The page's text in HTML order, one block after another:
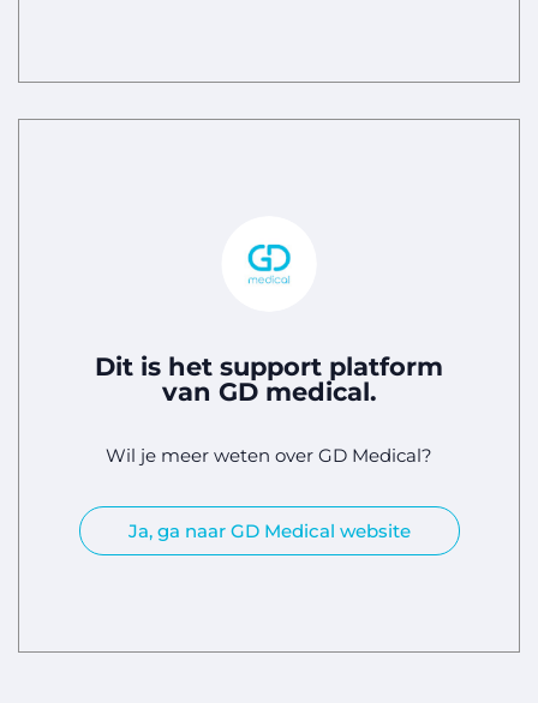
Dit is het support platform
van GD medical.
Wil je meer weten over GD Medical?
Ja, ga naar GD Medical website